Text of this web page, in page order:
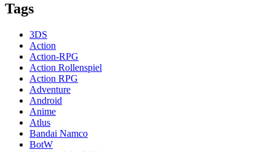
Tags
3DS
Action
Action-RPG
Action Rollenspiel
Action RPG
Adventure
Android
Anime
Atlus
Bandai Namco
BotW